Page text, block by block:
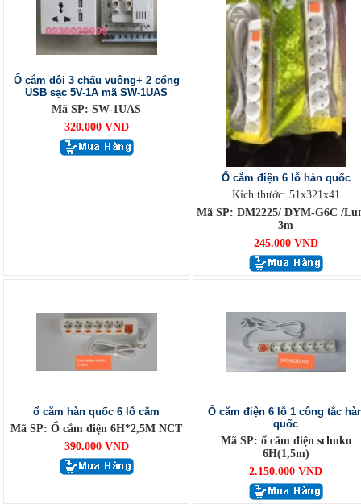
Ổ cắm đôi 3 chấu vuông+ 2 cổng
USB sạc 5V-1A mã SW-1UAS
Mã SP: SW-1UAS
320.000 VND
Ổ cắm điện 6 lỗ hàn quốc
Kích thước: 51x321x41
Mã SP: DM2225/ DYM-G6C /
3m
245.000 VND
ổ căm hàn quốc 6 lỗ cắm
Mã SP: Ổ cắm điện 6H*2,5M NCT
390.000 VND
Ổ căm điện 6 lỗ 1 công tắc
quốc
Mã SP: ổ căm điện schuko
6H(1,5m)
2.150.000 VND